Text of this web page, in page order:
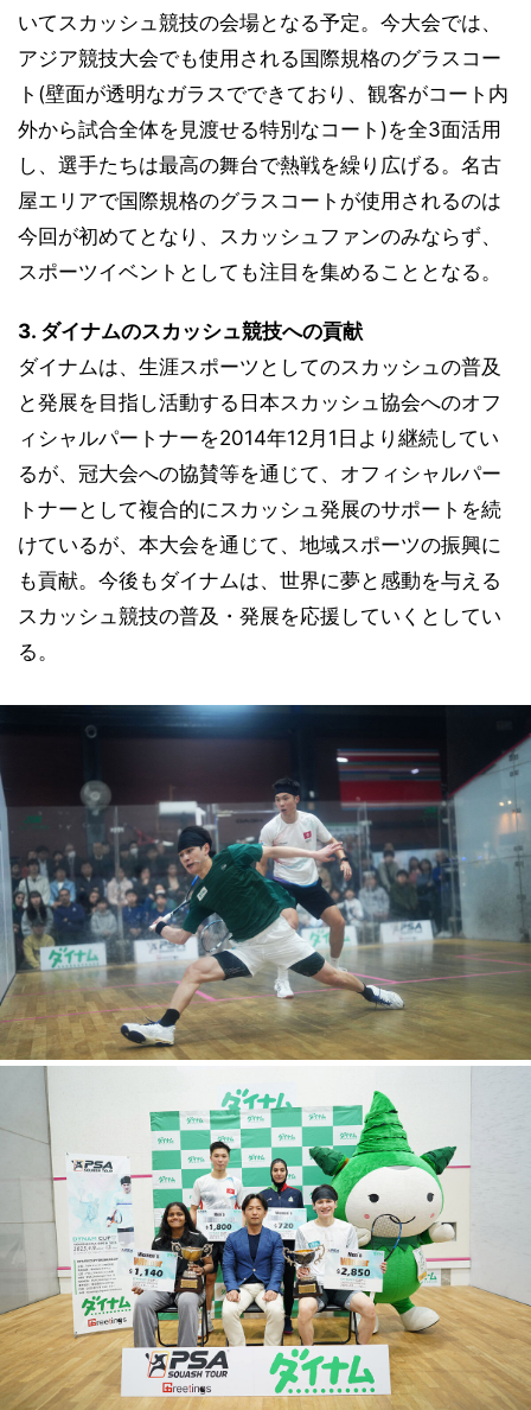
いてスカッシュ競技の会場となる予定。今大会では、
アジア競技大会でも使用される国際規格のグラスコー
ト(壁面が透明なガラスでできており、観客がコート内
外から試合全体を見渡せる特別なコート)を全3面活用
し、選手たちは最高の舞台で熱戦を繰り広げる。名古
屋エリアで国際規格のグラスコートが使用されるのは
今回が初めてとなり、スカッシュファンのみならず、
スポーツイベントとしても注目を集めることとなる。
3. ダイナムのスカッシュ競技への貢献
ダイナムは、生涯スポーツとしてのスカッシュの普及
と発展を目指し活動する日本スカッシュ協会へのオフ
ィシャルパートナーを2014年12月1日より継続してい
るが、冠大会への協賛等を通じて、オフィシャルパー
トナーとして複合的にスカッシュ発展のサポートを続
けているが、本大会を通じて、地域スポーツの振興に
も貢献。今後もダイナムは、世界に夢と感動を与える
スカッシュ競技の普及・発展を応援していくとしてい
る。